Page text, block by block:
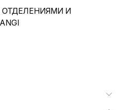
ОТДЕЛЕНИЯМИ И